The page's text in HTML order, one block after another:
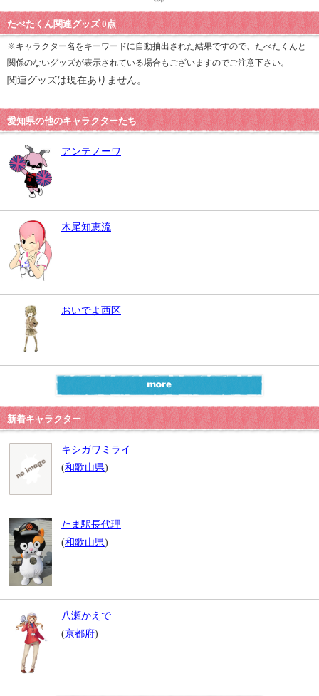
たべたくん関連グッズ 0点
※キャラクター名をキーワードに自動抽出された結果ですので、たべたくんと
関係のないグッズが表示されている場合もございますのでご注意下さい。
関連グッズは現在ありません。
愛知県の他のキャラクターたち
アンテノーワ
木尾知恵流
おいでよ西区
新着キャラクター
キシガワミライ
(和歌山県)
たま駅長代理
(和歌山県)
八瀬かえで
(京都府)